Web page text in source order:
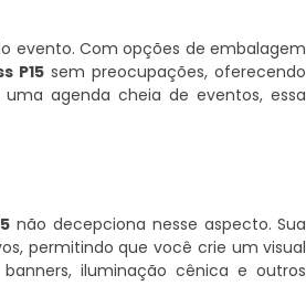
evento. Com opções de embalagem
P15 sem preocupações, oferecendo
agenda cheia de eventos, essa
não decepciona nesse aspecto. Sua
permitindo que você crie um visual
iluminação cênica e outros